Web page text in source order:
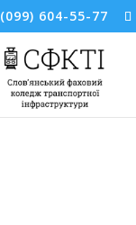
(099) 604-55-77